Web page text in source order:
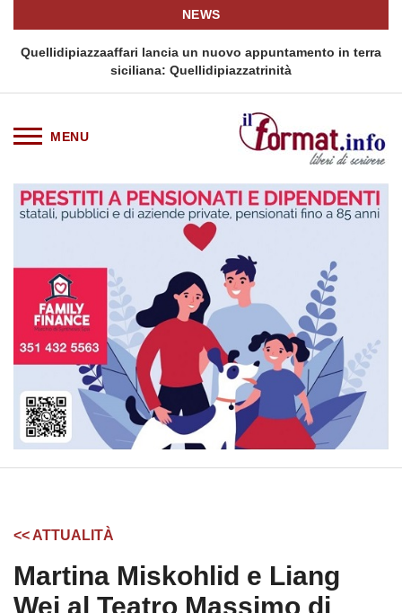
NEWS
Quellidipiazzaaffari lancia un nuovo appuntamento in terra
siciliana: Quellidipiazzatrinità
<< ATTUALITÀ
Martina Miskohlid e Liang
Wei al Teatro Massimo di